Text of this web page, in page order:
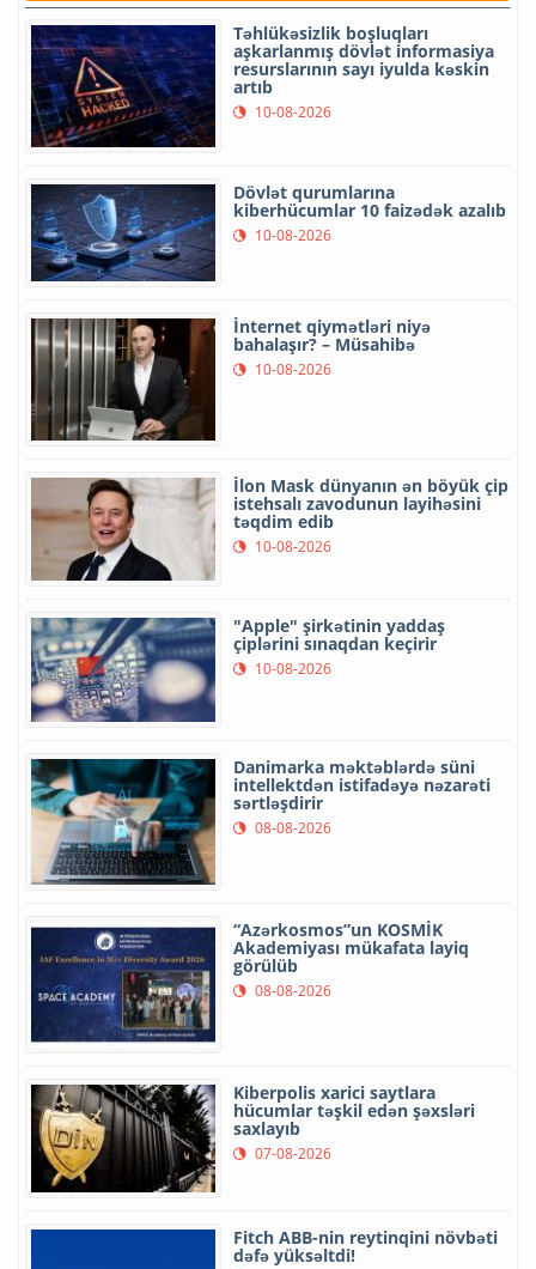
Təhlükəsizlik boşluqları
aşkarlanmış dövlət informasiya
resurslarının sayı iyulda kəskin
artıb
10-08-2026
Dövlət qurumlarına
kiberhücumlar 10 faizədək azalıb
10-08-2026
İnternet qiymətləri niyə
bahalaşır? – Müsahibə
10-08-2026
İlon Mask dünyanın ən böyük çip
istehsalı zavodunun layihəsini
təqdim edib
10-08-2026
"Apple" şirkətinin yaddaş
çiplərini sınaqdan keçirir
10-08-2026
Danimarka məktəblərdə süni
intellektdən istifadəyə nəzarəti
sərtləşdirir
08-08-2026
“Azərkosmos”un KOSMİK
Akademiyası mükafata layiq
görülüb
08-08-2026
Kiberpolis xarici saytlara
hücumlar təşkil edən şəxsləri
saxlayıb
07-08-2026
Fitch ABB-nin reytinqini növbəti
dəfə yüksəltdi!